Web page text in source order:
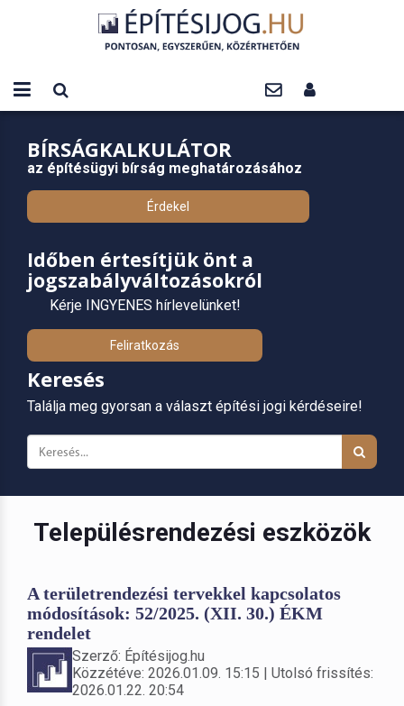
BÍRSÁGKALKULÁTOR
az építésügyi bírság meghatározásához
Érdekel
Időben értesítjük önt a
jogszabályváltozásokról
Kérje INGYENES hírlevelünket!
Feliratkozás
Keresés
Találja meg gyorsan a választ építési jogi kérdéseire!
Településrendezési eszközök
A területrendezési tervekkel kapcsolatos
módosítások: 52/2025. (XII. 30.) ÉKM
rendelet
Szerző: Építésijog.hu
Közzétéve: 2026.01.09. 15:15 | Utolsó frissítés:
2026.01.22. 20:54